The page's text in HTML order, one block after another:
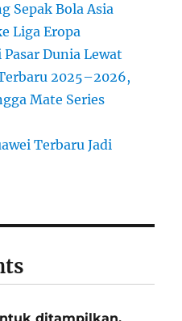
Sepak Bola Asia
Liga Eropa
Dunia Lewat
2025–2026,
Mate Series
Terbaru Jadi